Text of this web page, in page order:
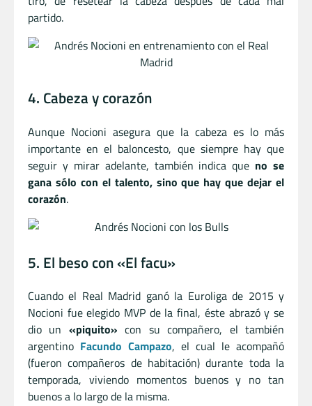
partido.
4. Cabeza y corazón
Aunque Nocioni asegura que la cabeza es lo más
importante en el baloncesto, que siempre hay que
seguir y mirar adelante, también indica que no se
gana sólo con el talento, sino que hay que dejar el
corazón.
5. El beso con «El facu»
Cuando el Real Madrid ganó la Euroliga de 2015 y
Nocioni fue elegido MVP de la final, éste abrazó y se
dio un «piquito» con su compañero, el también
argentino Facundo Campazo, el cual le acompañó
(fueron compañeros de habitación) durante toda la
temporada, viviendo momentos buenos y no tan
buenos a lo largo de la misma.